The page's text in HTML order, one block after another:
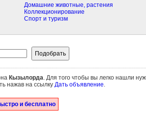
Домашние животные, растения
Коллекционирование
Спорт и туризм
Кызылорда. Для того чтобы вы легко нашли
нажав на ссылку Дать объявление.
и бесплатно